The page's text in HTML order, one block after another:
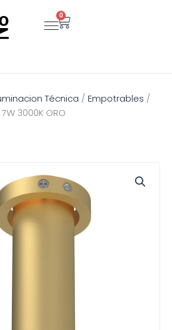
0
Carrito
Técnica / Empotrables /
7W 3000K ORO